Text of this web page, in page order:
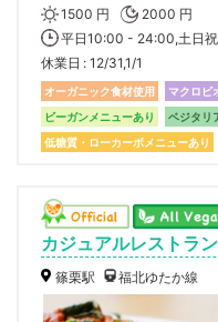
1500 円
2000 円
平日10:00 - 24:00,土日
休業日
12/31,1/1
オーガニック食材使用
マクロビ
ビーガンメニューあり
ベジタリ
低糖質・ローカーボメニューあり
カジュアルレストラ
篠栗駅 福北ゆたか線